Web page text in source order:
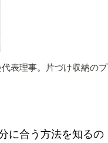
表理事。片づけ収納のプ
に合う方法を知るの